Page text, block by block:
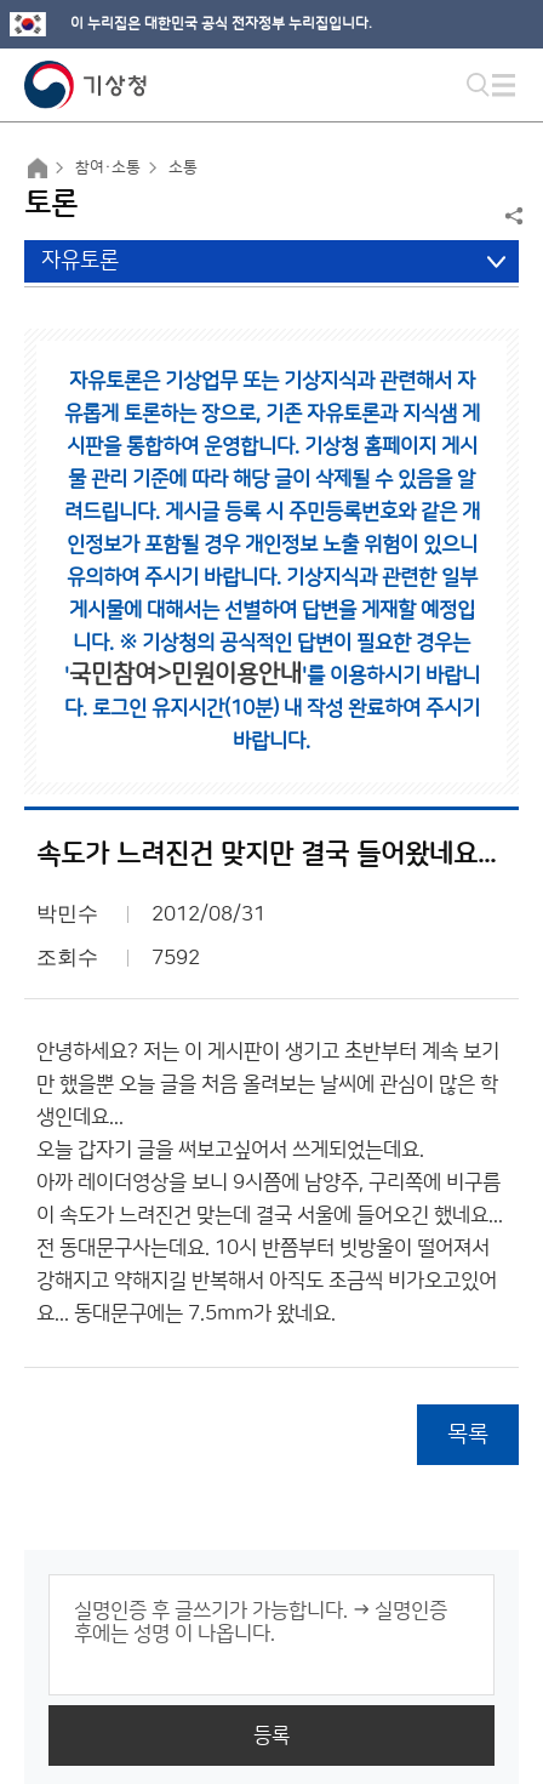
이 누리집은 대한민국 공식 전자정부 누리집입니다.
참여·소통 소통
토론
자유토론
자유토론은 기상업무 또는 기상지식과 관련해서 자
유롭게 토론하는 장으로, 기존 자유토론과 지식샘 게
시판을 통합하여 운영합니다. 기상청 홈페이지 게시
물 관리 기준에 따라 해당 글이 삭제될 수 있음을 알
려드립니다. 게시글 등록 시 주민등록번호와 같은 개
인정보가 포함될 경우 개인정보 노출 위험이 있으니
유의하여 주시기 바랍니다. 기상지식과 관련한 일부
게시물에 대해서는 선별하여 답변을 게재할 예정입
니다. ※ 기상청의 공식적인 답변이 필요한 경우는
'국민참여>민원이용안내 '를 이용하시기 바랍니
다. 로그인 유지시간(10분) 내 작성 완료하여 주시기
바랍니다.
속도가 느려진건 맞지만 결국 들어왔네요...
박민수 2012/08/31
조회수 7592
안녕하세요? 저는 이 게시판이 생기고 초반부터 계속 보기
만 했을뿐 오늘 글을 처음 올려보는 날씨에 관심이 많은 학
생인데요...
오늘 갑자기 글을 써보고싶어서 쓰게되었는데요.
아까 레이더영상을 보니 9시쯤에 남양주, 구리쪽에 비구름
이 속도가 느려진건 맞는데 결국 서울에 들어오긴 했네요...
전 동대문구사는데요. 10시 반쯤부터 빗방울이 떨어져서
강해지고 약해지길 반복해서 아직도 조금씩 비가오고있어
요... 동대문구에는 7.5mm가 왔네요.
목록
등록